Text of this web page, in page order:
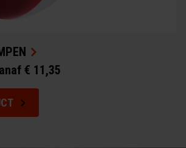
€ 11,35